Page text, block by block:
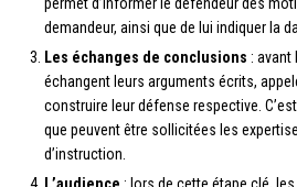
permet d’informer le défendeur des
demandeur, ainsi que de lui indiquer la
Les échanges de conclusions : avant
échangent leurs arguments écrits,
construire leur défense respective.
que peuvent être sollicitées les
d’instruction.